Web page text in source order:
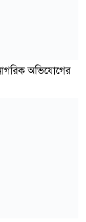
অভিযোগের